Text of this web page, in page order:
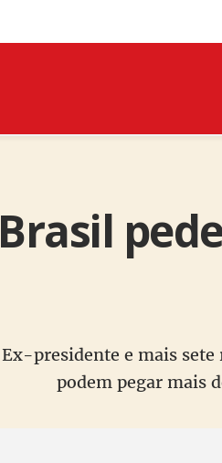
Brasil
Ex-presidente e mais sete
podem pegar mais